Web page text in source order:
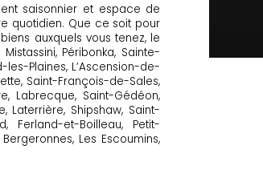
saisonnier et espace de
quotidien. Que ce soit pour
auxquels vous tenez, le
Péribonka, Sainte-
Plaines, L’Ascension-de-
Saint-François-de-Sales,
Labrecque, Saint-Gédéon,
Laterrière, Shipshaw, Saint-
Ferland-et-Boilleau, Petit-
Les Escoumins,